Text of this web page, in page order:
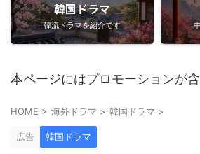
韓国ドラマ
韓流ドラマを紹介です
本ページにはプロモーションが含
HOME > 海外ドラマ > 韓国ドラマ >
広告 韓国ドラマ